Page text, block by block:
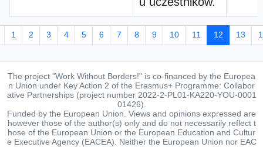
1 2 3 4 5 6 7 8 9 10 11 12 13
The project "Work Without Borders!" is co-financed by the Europea
n Union under Key Action 2 of the Erasmus+ Programme: Collabor
ative Partnerships (project number 2022-2-PL01-KA220-YOU-0001
01426).
Funded by the European Union. Views and opinions expressed are
however those of the author(s) only and do not necessarily reflect t
hose of the European Union or the European Education and Cultur
e Executive Agency (EACEA). Neither the European Union nor EAC